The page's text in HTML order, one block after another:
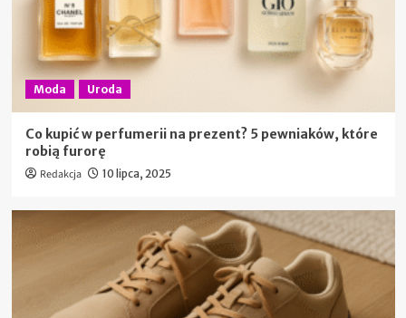
Moda Uroda
Co kupić w perfumerii na prezent? 5 pewniaków, które
robią furorę
Redakcja 10 lipca, 2025